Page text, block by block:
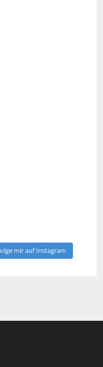
mir auf Instagram